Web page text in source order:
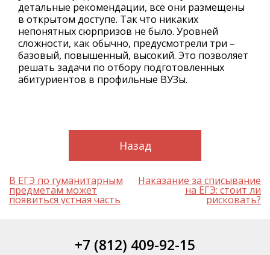
детальные рекомендации, все они размещены
в открытом доступе. Так что никаких
непонятных сюрпризов не было. Уровней
сложности, как обычно, предусмотрели три –
базовый, повышенный, высокий. Это позволяет
решать задачи по отбору подготовленных
абитуриентов в профильные ВУЗы.
Назад
Навигация
по
записям
В ЕГЭ по гуманитарным
предметам может
появиться устная часть
Наказание за списывание
на ЕГЭ: стоит ли
рисковать?
+7 (812) 409-92-15